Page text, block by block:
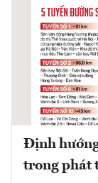
Định
trong phát